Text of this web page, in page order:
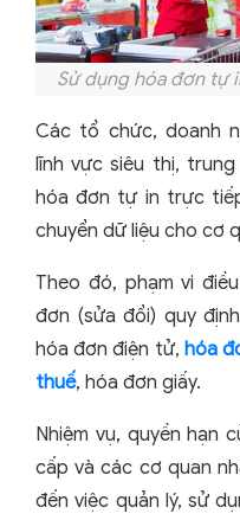
Sử dụng hóa đơn tự
Các tổ chức, doanh
lĩnh vực siêu thị,
hóa đơn tự in trực
chuyển dữ liệu cho cơ
Theo đó, phạm vi
đơn (sửa đổi) quy
hóa đơn điện tử, hóa
thuế, hóa đơn giấy.
Nhiệm vụ, quyền hạn
cấp và các cơ quan
đến việc quản lý, sử